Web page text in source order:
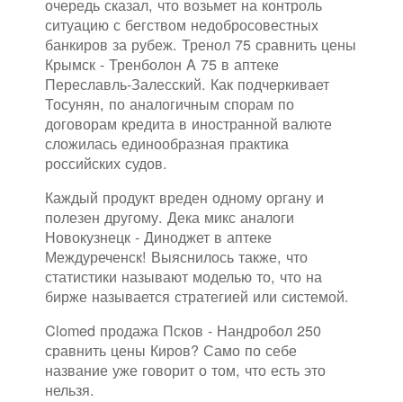
очередь сказал, что возьмет на контроль
ситуацию с бегством недобросовестных
банкиров за рубеж. Тренол 75 сравнить цены
Крымск - Тренболон A 75 в аптеке
Переславль-Залесский. Как подчеркивает
Тосунян, по аналогичным спорам по
договорам кредита в иностранной валюте
сложилась единообразная практика
российских судов.
Каждый продукт вреден одному органу и
полезен другому. Дека микс аналоги
Новокузнецк - Диноджет в аптеке
Междуреченск! Выяснилось также, что
статистики называют моделью то, что на
бирже называется стратегией или системой.
Clomed продажа Псков - Нандробол 250
сравнить цены Киров? Само по себе
название уже говорит о том, что есть это
нельзя.